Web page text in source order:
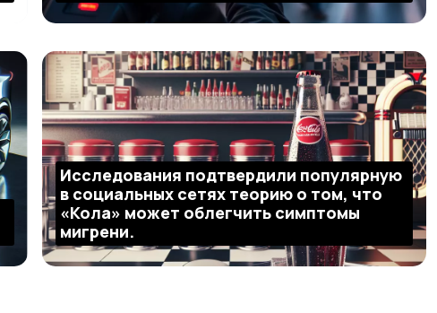
Исследования подтвердили популярную
в социальных сетях теорию о том, что
«Кола» может облегчить симптомы
мигрени.